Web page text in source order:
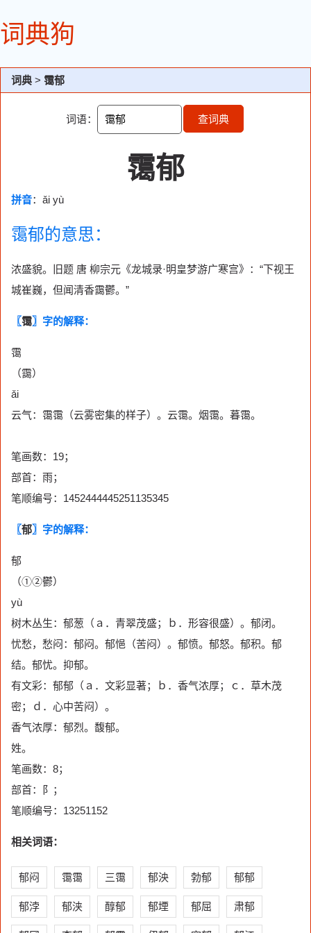
词典狗
词典 > 霭郁
词语： 查词典
霭郁
拼音：ǎi yù
霭郁的意思：
浓盛貌。旧题 唐 柳宗元《龙城录·明皇梦游广寒宫》：“下视王
城崔巍，但闻清香靄鬱。”
〖霭〗字的解释：
霭
（靄）
ǎi
云气：霭霭（云雾密集的样子）。云霭。烟霭。暮霭。
笔画数：19；
部首：雨；
笔顺编号：1452444445251135345
〖郁〗字的解释：
郁
（①②鬱）
yù
树木丛生：郁葱（ａ．青翠茂盛；ｂ．形容很盛）。郁闭。
忧愁，愁闷：郁闷。郁悒（苦闷）。郁愤。郁怒。郁积。郁
结。郁忧。抑郁。
有文彩：郁郁（ａ．文彩显著；ｂ．香气浓厚；ｃ．草木茂
密；ｄ．心中苦闷）。
香气浓厚：郁烈。馥郁。
姓。
笔画数：8；
部首：阝；
笔顺编号：13251152
相关词语：
郁闷 霭霭 三霭 郁泱 勃郁 郁郁
郁浡 郁浃 醇郁 郁堙 郁屈 肃郁